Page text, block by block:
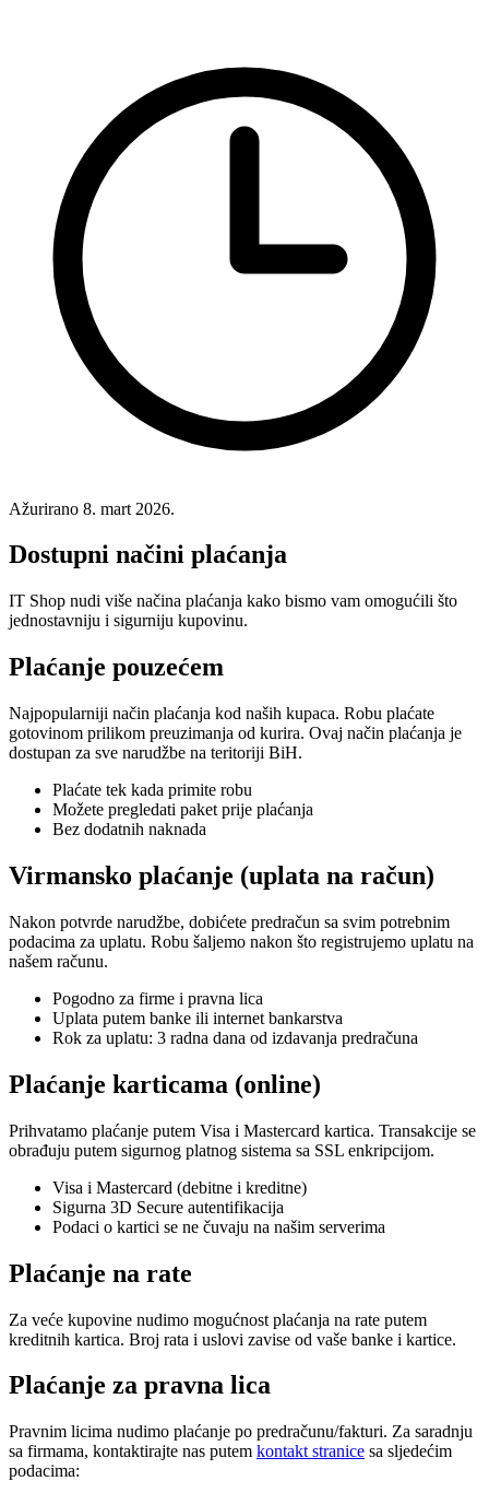
Ažurirano 8. mart 2026.
Dostupni načini plaćanja
IT Shop nudi više načina plaćanja kako bismo vam omogućili što
jednostavniju i sigurniju kupovinu.
Plaćanje pouzećem
Najpopularniji način plaćanja kod naših kupaca. Robu plaćate
gotovinom prilikom preuzimanja od kurira. Ovaj način plaćanja je
dostupan za sve narudžbe na teritoriji BiH.
Plaćate tek kada primite robu
Možete pregledati paket prije plaćanja
Bez dodatnih naknada
Virmansko plaćanje (uplata na račun)
Nakon potvrde narudžbe, dobićete predračun sa svim potrebnim
podacima za uplatu. Robu šaljemo nakon što registrujemo uplatu na
našem računu.
Pogodno za firme i pravna lica
Uplata putem banke ili internet bankarstva
Rok za uplatu: 3 radna dana od izdavanja predračuna
Plaćanje karticama (online)
Prihvatamo plaćanje putem Visa i Mastercard kartica. Transakcije se
obrađuju putem sigurnog platnog sistema sa SSL enkripcijom.
Visa i Mastercard (debitne i kreditne)
Sigurna 3D Secure autentifikacija
Podaci o kartici se ne čuvaju na našim serverima
Plaćanje na rate
Za veće kupovine nudimo mogućnost plaćanja na rate putem
kreditnih kartica. Broj rata i uslovi zavise od vaše banke i kartice.
Plaćanje za pravna lica
Pravnim licima nudimo plaćanje po predračunu/fakturi. Za saradnju
sa firmama, kontaktirajte nas putem kontakt stranice sa sljedećim
podacima: